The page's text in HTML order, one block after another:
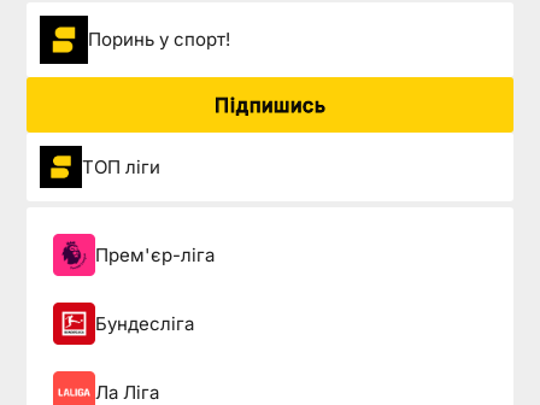
Поринь у спорт!
Підпишись
ТОП ліги
Прем'єр-ліга
Бундесліга
Ла Ліга